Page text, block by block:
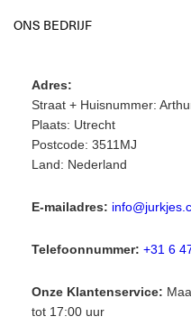
ONS BEDRIJF
Adres:
Straat + Huisnummer:
Plaats: Utrecht
Postcode: 3511MJ
Land: Nederland
E-mailadres:
Telefoonnummer: +31 6
Onze Klantenservice:
tot 17:00 uur